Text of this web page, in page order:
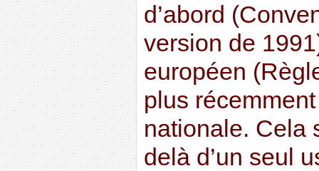
d’abord
version de
européen
plus
nationale. Cela
delà d’un seul